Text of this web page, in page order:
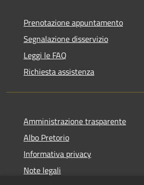
Prenotazione appuntamento
Segnalazione disservizio
Leggi le FAQ
Richiesta assistenza
Amministrazione trasparente
Albo Pretorio
Informativa privacy
Note legali